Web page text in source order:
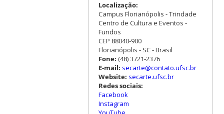
Localização:
Campus Florianópolis - Trindade
Centro de Cultura e Eventos -
Fundos
CEP 88040-900
Florianópolis - SC - Brasil
Fone: (48) 3721-2376
E-mail: secarte@contato.ufsc.br
Website: secarte.ufsc.br
Redes sociais:
Facebook
Instagram